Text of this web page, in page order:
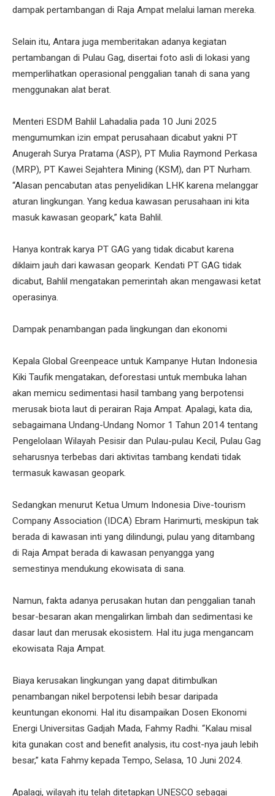
dampak pertambangan di Raja Ampat melalui laman mereka.
Selain itu, Antara juga memberitakan adanya kegiatan
pertambangan di Pulau Gag, disertai foto asli di lokasi yang
memperlihatkan operasional penggalian tanah di sana yang
menggunakan alat berat.
Menteri ESDM Bahlil Lahadalia pada 10 Juni 2025
mengumumkan izin empat perusahaan dicabut yakni PT
Anugerah Surya Pratama (ASP), PT Mulia Raymond Perkasa
(MRP), PT Kawei Sejahtera Mining (KSM), dan PT Nurham.
“Alasan pencabutan atas penyelidikan LHK karena melanggar
aturan lingkungan. Yang kedua kawasan perusahaan ini kita
masuk kawasan geopark,” kata Bahlil.
Hanya kontrak karya PT GAG yang tidak dicabut karena
diklaim jauh dari kawasan geopark. Kendati PT GAG tidak
dicabut, Bahlil mengatakan pemerintah akan mengawasi ketat
operasinya.
Dampak penambangan pada lingkungan dan ekonomi
Kepala Global Greenpeace untuk Kampanye Hutan Indonesia
Kiki Taufik mengatakan, deforestasi untuk membuka lahan
akan memicu sedimentasi hasil tambang yang berpotensi
merusak biota laut di perairan Raja Ampat. Apalagi, kata dia,
sebagaimana Undang-Undang Nomor 1 Tahun 2014 tentang
Pengelolaan Wilayah Pesisir dan Pulau-pulau Kecil, Pulau Gag
seharusnya terbebas dari aktivitas tambang kendati tidak
termasuk kawasan geopark.
Sedangkan menurut Ketua Umum Indonesia Dive-tourism
Company Association (IDCA) Ebram Harimurti, meskipun tak
berada di kawasan inti yang dilindungi, pulau yang ditambang
di Raja Ampat berada di kawasan penyangga yang
semestinya mendukung ekowisata di sana.
Namun, fakta adanya perusakan hutan dan penggalian tanah
besar-besaran akan mengalirkan limbah dan sedimentasi ke
dasar laut dan merusak ekosistem. Hal itu juga mengancam
ekowisata Raja Ampat.
Biaya kerusakan lingkungan yang dapat ditimbulkan
penambangan nikel berpotensi lebih besar daripada
keuntungan ekonomi. Hal itu disampaikan Dosen Ekonomi
Energi Universitas Gadjah Mada, Fahmy Radhi. “Kalau misal
kita gunakan cost and benefit analysis, itu cost-nya jauh lebih
besar,” kata Fahmy kepada Tempo, Selasa, 10 Juni 2024.
Apalagi, wilayah itu telah ditetapkan UNESCO sebagai